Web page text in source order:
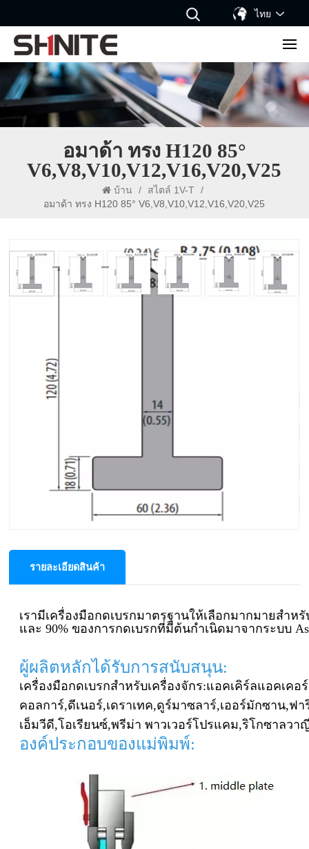
ไทย
อมาด้า ทรง H120 85°
V6,V8,V10,V12,V16,V20,V25
บ้าน / สไตล์ 1V-T /
อมาด้า ทรง H120 85° V6,V8,V10,V12,V16,V20,V25
ระบบเครื่องมือ:Amada Systeme 1-V ตายแล้ว
ความสูง: 120 มม
โหลดสูงสุด: 550 กิโลนิวตัน/ม
รายละเอียดสินค้า
เรามีเครื่องมือกดเบรกมาตรฐานให้เลือกมากมายสำห
และ 90% ของการกดเบรกที่มีต้นกำเนิดมาจากระบบ
ผู้ผลิตหลักได้รับการสนับสนุน:
เครื่องมือกดเบรกสำหรับเครื่องจักร:แอคเคิร์ลแอคเคอ
คอลการ์,ดีเนอร์,เดราเทค,ดูร์มาซลาร์,เออร์มักซาน,ฟา
เอ็มวีดี,โอเรียนซ์,พรีม่า พาวเวอร์โปรแคม,ริโกซาลวา
องค์ประกอบของแม่พิมพ์: